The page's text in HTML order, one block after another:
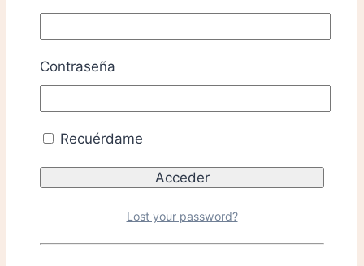
Contraseña
Recuérdame
Lost your password?